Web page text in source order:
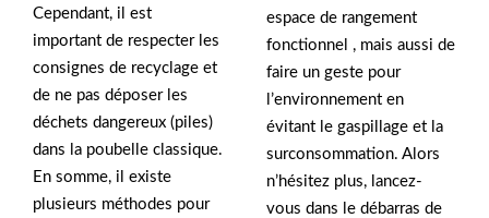
Cependant, il est
important de respecter les
consignes de recyclage et
de ne pas déposer les
déchets dangereux (piles)
dans la poubelle classique.
En somme, il existe
plusieurs méthodes pour
espace de rangement
fonctionnel , mais aussi de
faire un geste pour
l’environnement en
évitant le gaspillage et la
surconsommation. Alors
n’hésitez plus, lancez-
vous dans le débarras de